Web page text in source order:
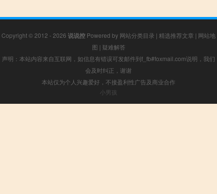
Copyright © 2012 - 2026 说说控 Powered by 网站分类目录 | 精选推荐文章 | 网站地
图 | 疑难解答
声明：本站内容来自互联网，如信息有错误可发邮件到f_fb#foxmail.com说明，我们
会及时纠正，谢谢
本站仅为个人兴趣爱好，不接盈利性广告及商业合作
小男孩